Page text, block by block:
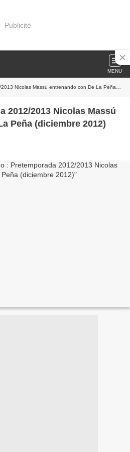
Publicité
MENU
Massú entrenando con De La Peña (diciembre 2012)
2012/2013 Nicolas Massú
Peña (diciembre 2012)